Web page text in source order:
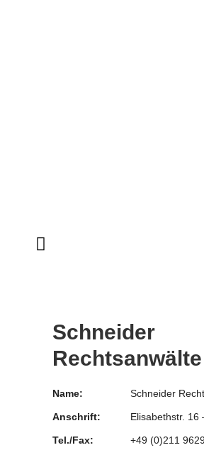
Schneider
Rechtsanwälte
Name: Schneider
Anschrift: Elisabethstr. 16
Tel./Fax:
+49 (0)211